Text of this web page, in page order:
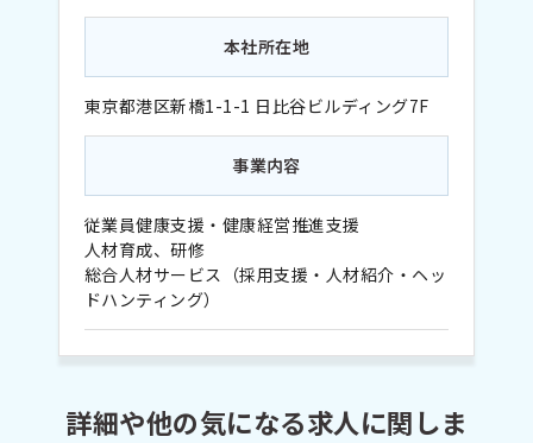
本社所在地
東京都港区新橋1-1-1 日比谷ビルディング7F
事業内容
従業員健康支援・健康経営推進支援
人材育成、研修
総合人材サービス（採用支援・人材紹介・ヘッ
ドハンティング）
詳細や他の気になる求人に関しま